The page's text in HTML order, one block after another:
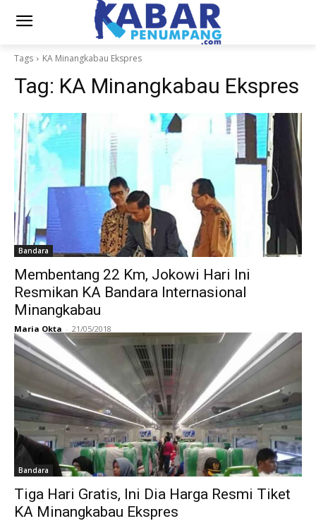
Tags KA Minangkabau Ekspres
Tag: KA Minangkabau Ekspres
Bandara
Membentang 22 Km, Jokowi Hari Ini
Resmikan KA Bandara Internasional
Minangkabau
Maria Okta - 21/05/2018
Bandara
Tiga Hari Gratis, Ini Dia Harga Resmi Tiket
KA Minangkabau Ekspres